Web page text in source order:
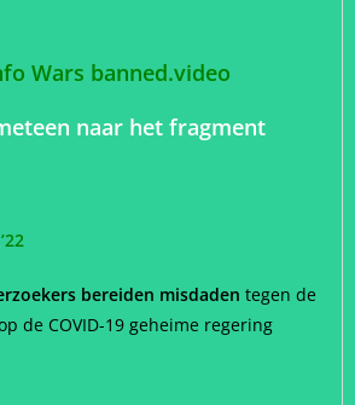
Wars banned.video
naar het fragment
bereiden misdaden tegen de
de COVID-19 geheime regering